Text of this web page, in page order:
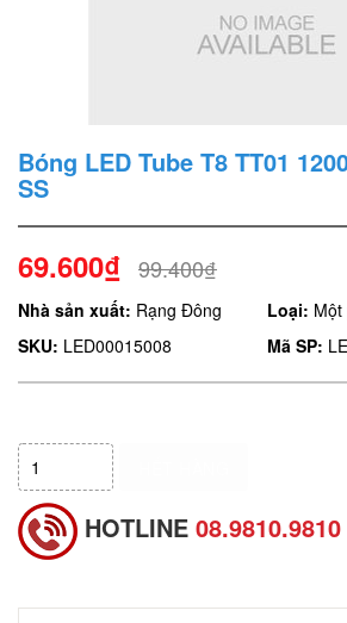
Bóng LED Tube T8 TT01
SS
69.600₫ 99.400₫
Nhà sản xuất: Rạng Đông Loại: Một
SKU: LED00015008 Mã SP:
HOTLINE 08.9810.9810